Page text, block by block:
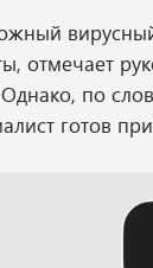
отмечает
по
готов